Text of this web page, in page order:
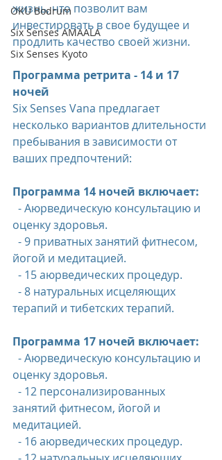
OKU Bodrum
Six Senses AMAALA
Six Senses Kyoto
жизнь, что позволит вам
инвестировать в свое будущее и
продлить качество своей жизни.
Программа ретрита - 14 и 17
ночей
Six Senses Vana предлагает
несколько вариантов длительности
пребывания в зависимости от
ваших предпочтений:
Программа 14 ночей включает:
- Аюрведическую консультацию и
оценку здоровья.
- 9 приватных занятий фитнесом,
йогой и медитацией.
- 15 аюрведических процедур.
- 8 натуральных исцеляющих
терапий и тибетских терапий.
Программа 17 ночей включает:
- Аюрведическую консультацию и
оценку здоровья.
- 12 персонализированных
занятий фитнесом, йогой и
медитацией.
- 16 аюрведических процедур.